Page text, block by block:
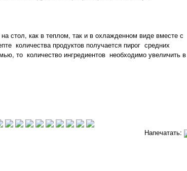
стол, как в теплом, так и в охлажденном виде вместе с
количества продуктов получается пирог средних
то количество ингредиентов необходимо увеличить в
Напечатать: